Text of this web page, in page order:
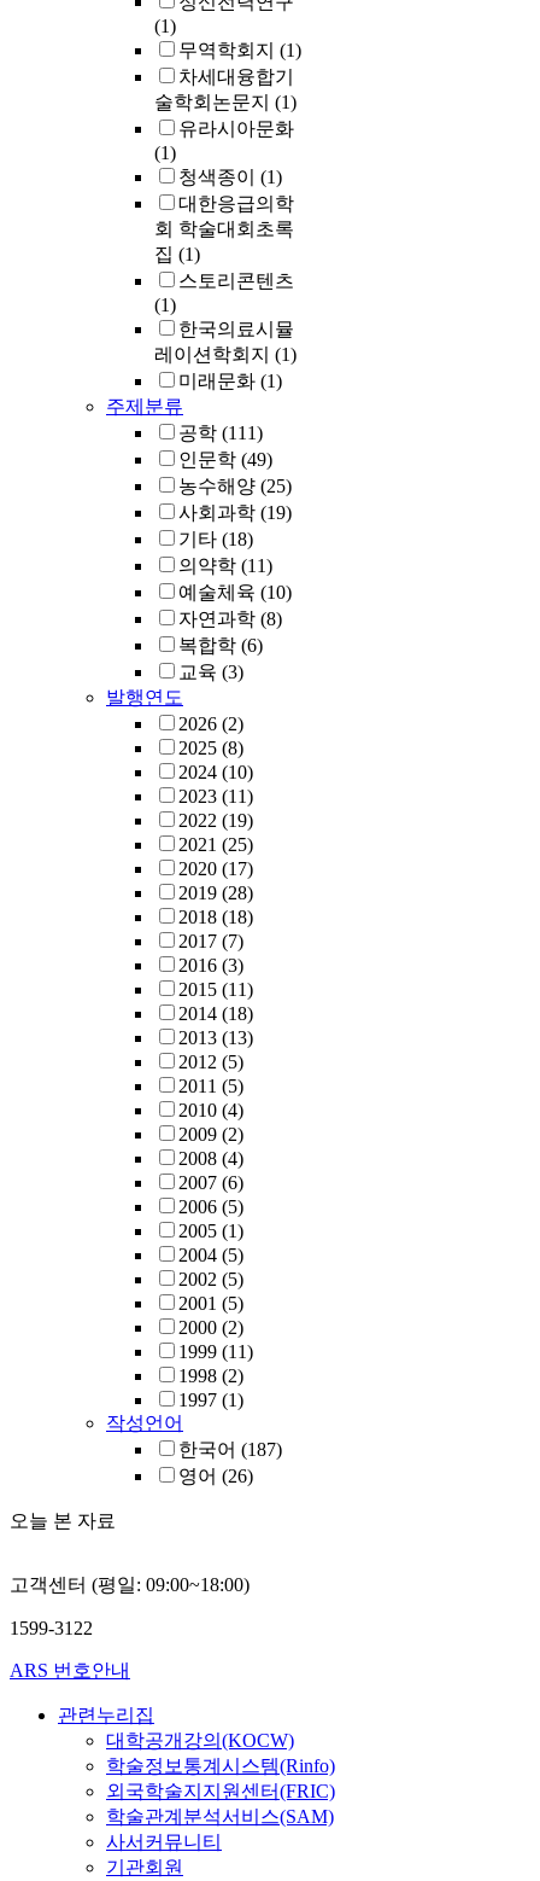
(1)
무역학회지 (1)
차세대융합기
술학회논문지 (1)
유라시아문화
(1)
청색종이 (1)
대한응급의학
회 학술대회초록
집 (1)
스토리콘텐츠
(1)
한국의료시뮬
레이션학회지 (1)
미래문화 (1)
주제분류
공학 (111)
인문학 (49)
농수해양 (25)
사회과학 (19)
기타 (18)
의약학 (11)
예술체육 (10)
자연과학 (8)
복합학 (6)
교육 (3)
발행연도
2026 (2)
2025 (8)
2024 (10)
2023 (11)
2022 (19)
2021 (25)
2020 (17)
2019 (28)
2018 (18)
2017 (7)
2016 (3)
2015 (11)
2014 (18)
2013 (13)
2012 (5)
2011 (5)
2010 (4)
2009 (2)
2008 (4)
2007 (6)
2006 (5)
2005 (1)
2004 (5)
2002 (5)
2001 (5)
2000 (2)
1999 (11)
1998 (2)
1997 (1)
작성언어
한국어 (187)
영어 (26)
오늘 본 자료
고객센터 (평일: 09:00~18:00)
1599-3122
ARS 번호안내
관련누리집
대학공개강의(KOCW)
학술정보통계시스템(Rinfo)
외국학술지지원센터(FRIC)
학술관계분석서비스(SAM)
사서커뮤니티
기관회원